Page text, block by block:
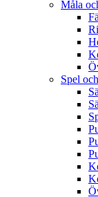
Måla
Spel